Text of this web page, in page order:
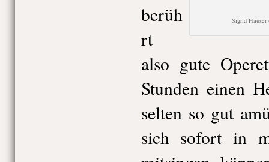
Sigrid
berüh
rt
also gute
Stunden einen
selten so gut
sich sofort in